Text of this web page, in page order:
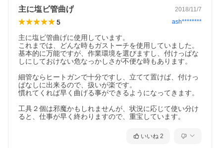
主に塩ビ管曲げ 2018/11/7
5 ash********
主に塩ビ管曲げに使用しています。
これまでは、どんな時もガストーチを使用していました。
基本的に万能ですが、作業環境を選びますし、付けっぱな
しにしておけない危なっかしさが不便な時もあります。
細管ならヒートガンで十分ですし、立てて置けば、付けっ
ぱなしに出来るので、扱いが楽です。
慣れてくれば早く曲げる事ができるようになってきます。
工具２個は邪魔かもしれませんが、状況に応じて使い分け
ると、仕事が早く終わりますので、重宝しています。
いいね 2